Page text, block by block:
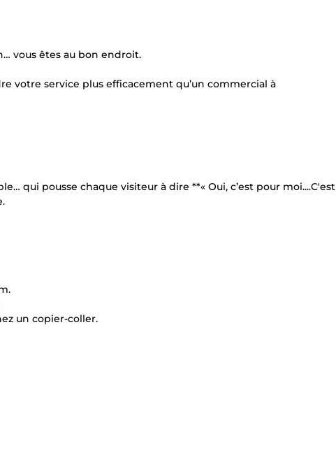
vous êtes au bon endroit.
votre service plus efficacement qu’un commercial à
qui pousse chaque visiteur à dire **« Oui, c’est pour moi....C'est
un copier-coller.